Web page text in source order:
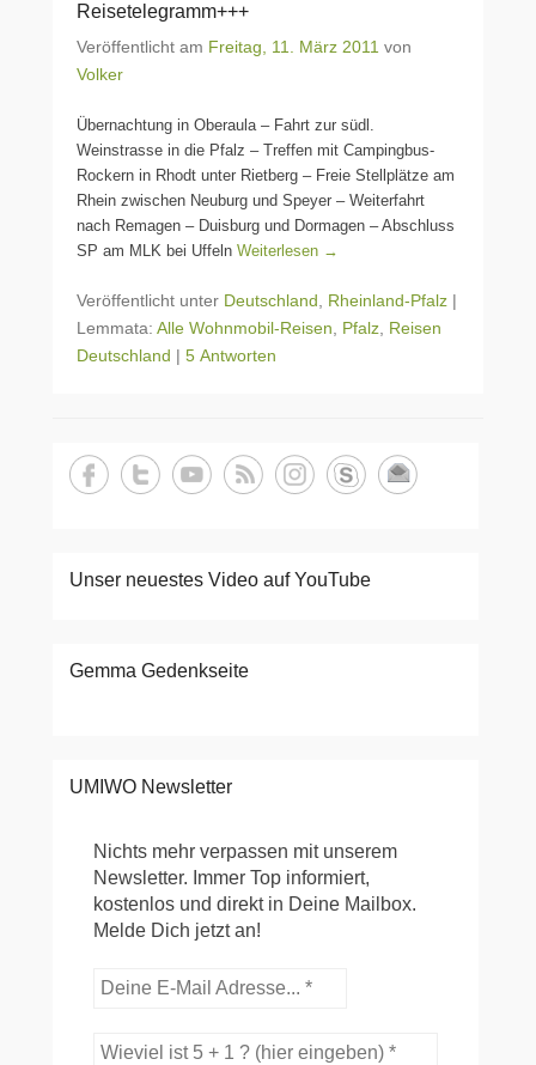
Reisetelegramm+++
Veröffentlicht am Freitag, 11. März 2011 von
Volker
Übernachtung in Oberaula – Fahrt zur südl.
Weinstrasse in die Pfalz – Treffen mit Campingbus-
Rockern in Rhodt unter Rietberg – Freie Stellplätze am
Rhein zwischen Neuburg und Speyer – Weiterfahrt
nach Remagen – Duisburg und Dormagen – Abschluss
SP am MLK bei Uffeln Weiterlesen →
Veröffentlicht unter Deutschland, Rheinland-Pfalz |
Lemmata: Alle Wohnmobil-Reisen, Pfalz, Reisen
Deutschland | 5 Antworten
Unser neuestes Video auf YouTube
Gemma Gedenkseite
UMIWO Newsletter
Nichts mehr verpassen mit unserem
Newsletter. Immer Top informiert,
kostenlos und direkt in Deine Mailbox.
Melde Dich jetzt an!